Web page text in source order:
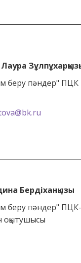
беру пәндер" ПЦК
Бердіханқызы
беру пәндер"
оқытушысы